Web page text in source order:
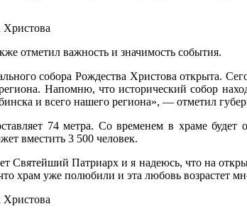
отметил важность и значимость события.
собора Рождества Христова открыта.
Напомню, что исторический собор
и всего нашего региона», — отметил
74 метра. Со временем в храме будет
вместить 3 500 человек.
Святейший Патриарх и я надеюсь, что на
храм уже полюбили и эта любовь возрастет